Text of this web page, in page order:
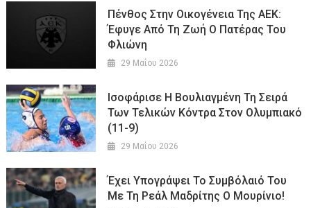
Πένθος Στην Οικογένεια Της ΑΕΚ:
Έφυγε Από Τη Ζωή Ο Πατέρας Του
Φλιώνη
29 Μαΐου 2026
Ισοφάρισε Η Βουλιαγμένη Τη Σειρά
Των Τελικών Κόντρα Στον Ολυμπιακό
(11-9)
29 Μαΐου 2026
Έχει Υπογράψει Το Συμβόλαιό Του
Με Τη Ρεάλ Μαδρίτης Ο Μουρίνιο!